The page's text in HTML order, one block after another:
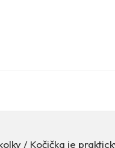
/ Kočička je